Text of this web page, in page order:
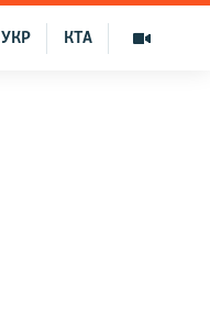
КТА
УКР